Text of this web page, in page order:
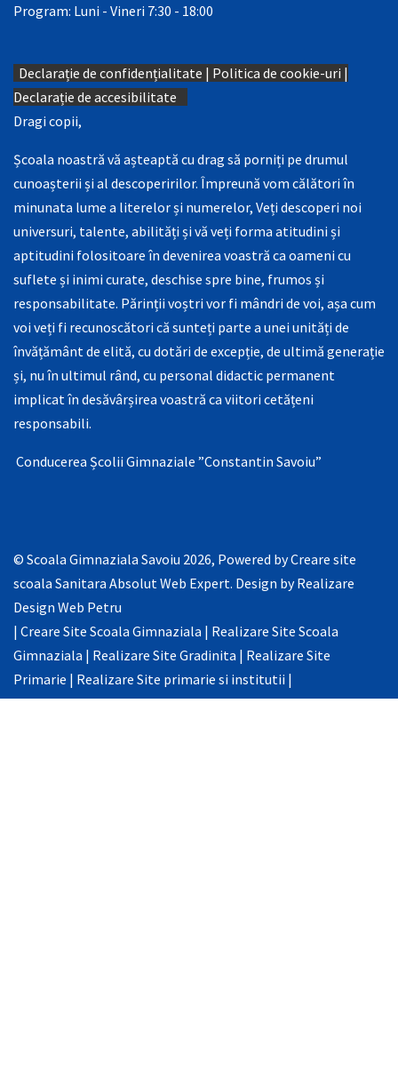
Program: Luni - Vineri 7:30 - 18:00
Declarație de confidențialitate | Politica de cookie-uri |
Declarație de accesibilitate
Dragi copii,
Școala noastră vă așteaptă cu drag să porniți pe drumul
cunoașterii și al descoperirilor. Împreună vom călători în
minunata lume a literelor și numerelor, Veți descoperi noi
universuri, talente, abilități și vă veți forma atitudini și
aptitudini folositoare în devenirea voastră ca oameni cu
suflete și inimi curate, deschise spre bine, frumos și
responsabilitate. Părinții voștri vor fi mândri de voi, așa cum
voi veți fi recunoscători că sunteți parte a unei unități de
învățământ de elită, cu dotări de excepție, de ultimă generație
și, nu în ultimul rând, cu personal didactic permanent
implicat în desăvârșirea voastră ca viitori cetățeni
responsabili.
Conducerea Școlii Gimnaziale ”Constantin Savoiu”
© Scoala Gimnaziala Savoiu 2026, Powered byCreare site
scoala Sanitara Absolut Web Expert. Design byRealizare
Design Web Petru
| Creare Site Scoala Gimnaziala | Realizare Site Scoala
Gimnaziala | Realizare Site Gradinita | Realizare Site
Primarie | Realizare Site primarie si institutii |